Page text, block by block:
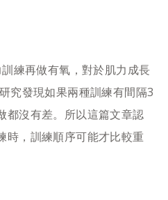
練再做有氧，對於肌力成長
究發現如果兩種訓練有間隔3
都沒有差。所以這篇文章認
時，訓練順序可能才比較重